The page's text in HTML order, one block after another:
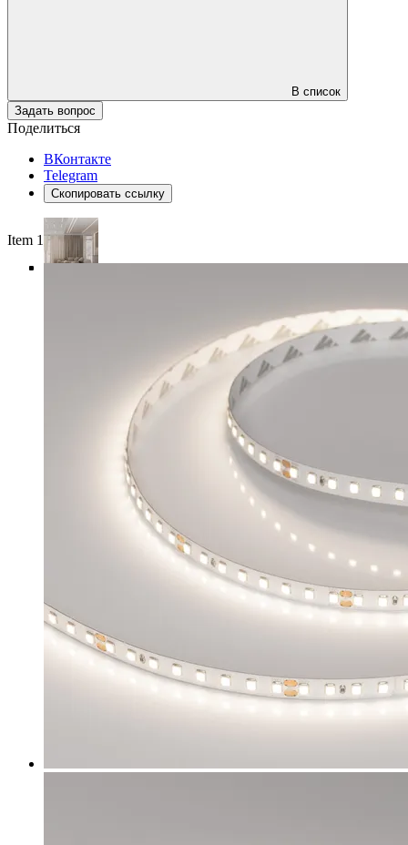
В список
Задать вопрос
Поделиться
ВКонтакте
Telegram
Скопировать ссылку
Item 1 of 5